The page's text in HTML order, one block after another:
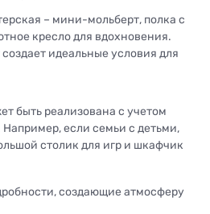
– мини-мольберт, полка с
кресло для вдохновения.
идеальные условия для
быть реализована с учетом
если семьи с детьми,
столик для игр и шкафчик
создающие атмосферу